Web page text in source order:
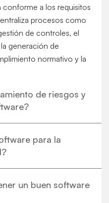
a los requisitos
procesos como
de controles, el
generación de
normativo y la
de riesgos y
para la
un buen software